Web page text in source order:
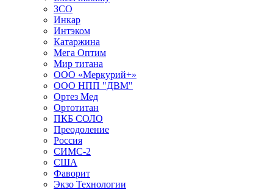
ЗСО
Инкар
Интэком
Катаржина
Мега Оптим
Мир титана
ООО «Меркурий+»
ООО НПП "ДВМ"
Ортез Мед
Ортотитан
ПКБ СОЛО
Преодоление
Россия
СИМС-2
США
Фаворит
Экзо Технологии